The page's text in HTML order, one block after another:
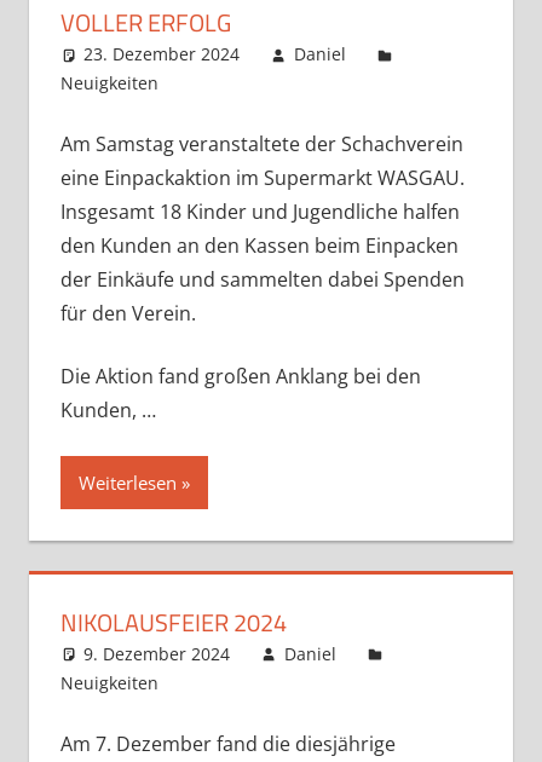
VOLLER ERFOLG
23. Dezember 2024
Daniel
Neuigkeiten
Am Samstag veranstaltete der Schachverein
eine Einpackaktion im Supermarkt WASGAU.
Insgesamt 18 Kinder und Jugendliche halfen
den Kunden an den Kassen beim Einpacken
der Einkäufe und sammelten dabei Spenden
für den Verein.
Die Aktion fand großen Anklang bei den
Kunden, …
Weiterlesen
NIKOLAUSFEIER 2024
9. Dezember 2024
Daniel
Neuigkeiten
Am 7. Dezember fand die diesjährige